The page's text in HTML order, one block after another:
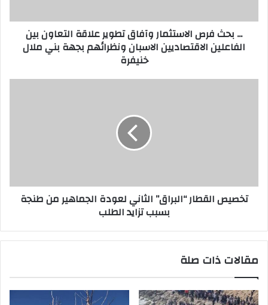
... بحث فرص الاستثمار وآفاق تطوير علاقة التعاون بين
الفاعلين الاقتصاديين الاسبان ونظرائهم بجهة بني ملال
خنيفرة
تخصيص القطار “البراق” الثاني لعودة الجماهير من طنجة
بسبب تزايد الطلب
مقالات ذات صلة